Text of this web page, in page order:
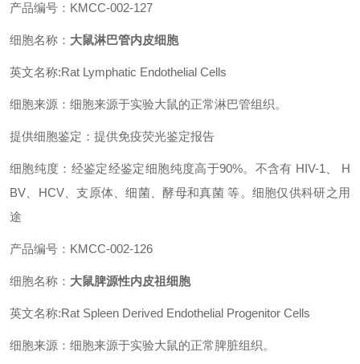
产品编号：KMCC-002-127
细胞名称： 大鼠淋巴管内皮细胞
英文名称:Rat Lymphatic Endothelial Cells
细胞来源：细胞来源于实验大鼠的正常淋巴管组织。
提供细胞鉴定：提供免疫荧光鉴定报告
细胞纯度：经鉴定经鉴定细胞纯度高于90%。不含有 HIV-1、 H
BV、HCV、支原体、细菌、酵母和真菌 等。细胞仅供科研之用
途
产品编号：KMCC-002-126
细胞名称： 大鼠脾源性内皮祖细胞
英文名称:Rat Spleen Derived Endothelial Progenitor Cells
细胞来源：细胞来源于实验大鼠的正常脾脏组织。